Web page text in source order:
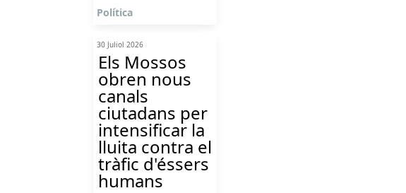
Política
30 Juliol 2026
Els Mossos
obren nous
canals
ciutadans per
intensificar la
lluita contra el
tràfic d'éssers
humans